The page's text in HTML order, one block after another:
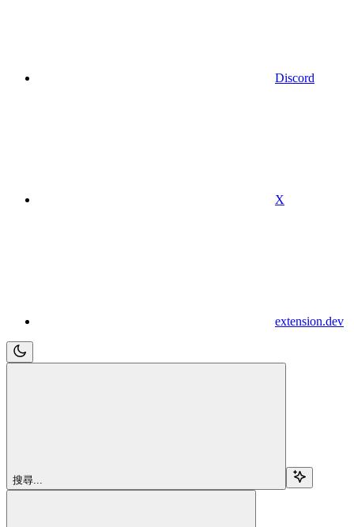
Discord
X
extension.dev
搜尋...